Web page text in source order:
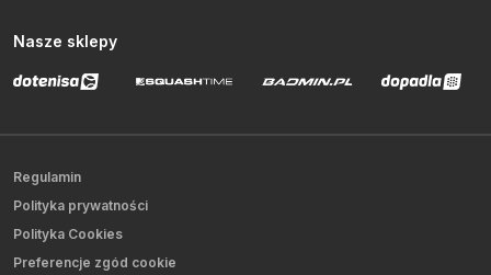
Nasze sklepy
Regulamin
Polityka prywatności
Polityka Cookies
Preferencje zgód cookie